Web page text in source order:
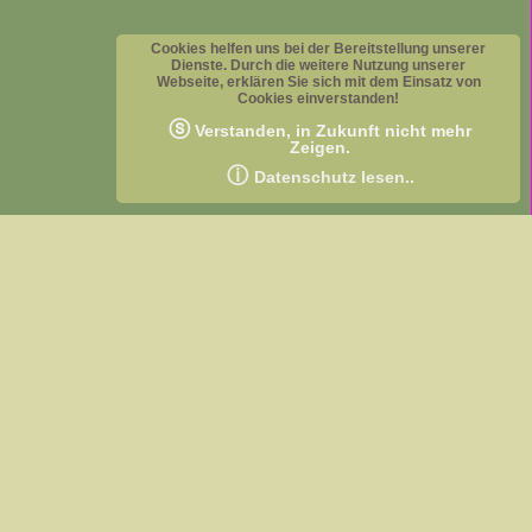
Cookies helfen uns bei der Bereitstellung unserer
Dienste. Durch die weitere Nutzung unserer
Webseite, erklären Sie sich mit dem Einsatz von
Cookies einverstanden!
ⓢ Verstanden, in Zukunft nicht mehr
Zeigen.
ⓘ Datenschutz lesen..